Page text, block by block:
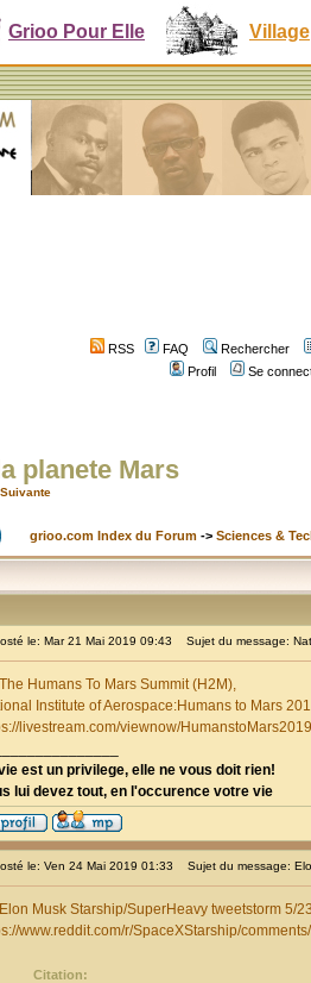
Grioo Pour Elle Village
RSS FAQ
Rechercher
Profil
Se
planete Mars
Suivante
grioo.com Index du Forum -> Sciences &
le: Mar 21 Mai 2019 09:43 Sujet du message:
The Humans To Mars Summit (H2M),
Institute of Aerospace:Humans to Mars
livestream.com/viewnow/HumanstoMars2019
est un privilege, elle ne vous doit rien!
lui devez tout, en l'occurence votre vie
le: Ven 24 Mai 2019 01:33 Sujet du message:
Elon Musk Starship/SuperHeavy tweetstorm 5/
www.reddit.com/r/SpaceXStarship/
Citation: